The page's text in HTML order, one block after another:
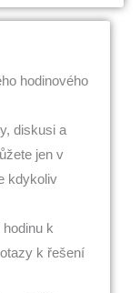
hodinového
diskusi a
jen v
kdykoliv
k
k řešení